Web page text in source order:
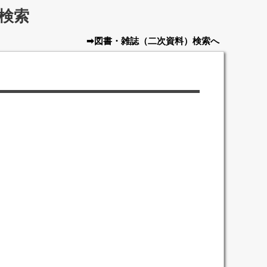
索
➡図書・雑誌（二次資料） 検索へ